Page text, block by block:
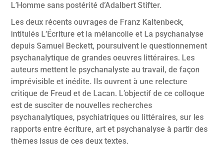
L’Homme sans postérité d’Adalbert Stifter.
Les deux récents ouvrages de Franz Kaltenbeck,
intitulés L’Écriture et la mélancolie et La psychanalyse
depuis Samuel Beckett, poursuivent le questionnement
psychanalytique de grandes oeuvres littéraires. Les
auteurs mettent le psychanalyste au travail, de façon
imprévisible et inédite. Ils ouvrent à une relecture
critique de Freud et de Lacan. L’objectif de ce colloque
est de susciter de nouvelles recherches
psychanalytiques, psychiatriques ou littéraires, sur les
rapports entre écriture, art et psychanalyse à partir des
thèmes issus de ces deux textes.